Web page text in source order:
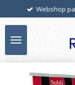
de
hoofdinhoud
Webshop